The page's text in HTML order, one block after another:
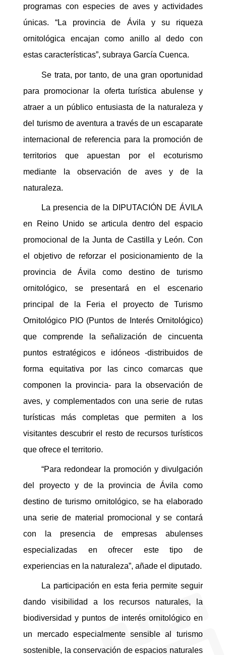
programas con especies de aves y actividades
únicas. “La provincia de Ávila y su riqueza
ornitológica encajan como anillo al dedo con
estas características”, subraya García Cuenca.
Se trata, por tanto, de una gran oportunidad
para promocionar la oferta turística abulense y
atraer a un público entusiasta de la naturaleza y
del turismo de aventura a través de un escaparate
internacional de referencia para la promoción de
territorios que apuestan por el ecoturismo
mediante la observación de aves y de la
naturaleza.
La presencia de la DIPUTACIÓN DE ÁVILA
en Reino Unido se articula dentro del espacio
promocional de la Junta de Castilla y León. Con
el objetivo de reforzar el posicionamiento de la
provincia de Ávila como destino de turismo
ornitológico, se presentará en el escenario
principal de la Feria el proyecto de Turismo
Ornitológico PIO (Puntos de Interés Ornitológico)
que comprende la señalización de cincuenta
puntos estratégicos e idóneos -distribuidos de
forma equitativa por las cinco comarcas que
componen la provincia- para la observación de
aves, y complementados con una serie de rutas
turísticas más completas que permiten a los
visitantes descubrir el resto de recursos turísticos
que ofrece el territorio.
“Para redondear la promoción y divulgación
del proyecto y de la provincia de Ávila como
destino de turismo ornitológico, se ha elaborado
una serie de material promocional y se contará
con la presencia de empresas abulenses
especializadas en ofrecer este tipo de
experiencias en la naturaleza”, añade el diputado.
La participación en esta feria permite seguir
dando visibilidad a los recursos naturales, la
biodiversidad y puntos de interés ornitológico en
un mercado especialmente sensible al turismo
sostenible, la conservación de espacios naturales